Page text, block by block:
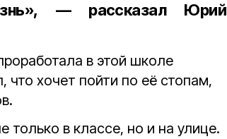
— рассказал Юрий
в этой школе
что хочет пойти по её стопам,
только в классе, но и на улице.